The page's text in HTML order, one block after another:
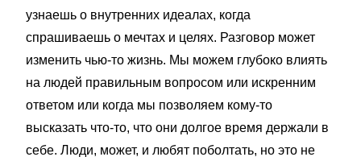
узнаешь о внутренних идеалах, когда
спрашиваешь о мечтах и целях. Разговор может
изменить чью-то жизнь. Мы можем глубоко влиять
на людей правильным вопросом или искренним
ответом или когда мы позволяем кому-то
высказать что-то, что они долгое время держали в
себе. Люди, может, и любят поболтать, но это не